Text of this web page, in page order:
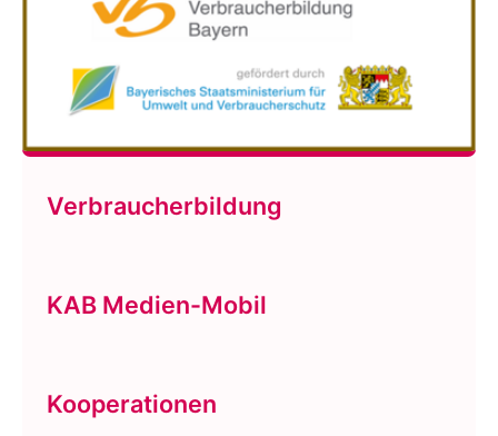
Verbraucherbildung
KAB Medien-Mobil
Kooperationen